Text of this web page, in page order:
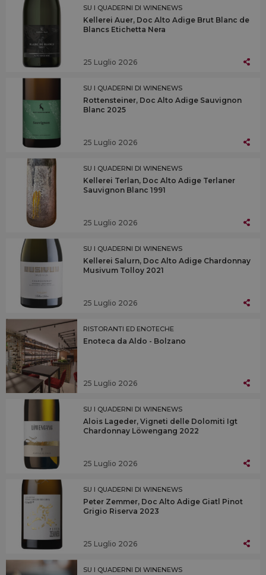
SU I QUADERNI DI WINENEWS
Kellerei Auer, Doc Alto Adige Brut Blanc de
Blancs Etichetta Nera
25 Luglio 2026
SU I QUADERNI DI WINENEWS
Rottensteiner, Doc Alto Adige Sauvignon
Blanc 2025
25 Luglio 2026
SU I QUADERNI DI WINENEWS
Kellerei Terlan, Doc Alto Adige Terlaner
Sauvignon Blanc 1991
25 Luglio 2026
SU I QUADERNI DI WINENEWS
Kellerei Salurn, Doc Alto Adige Chardonnay
Musivum Tolloy 2021
25 Luglio 2026
RISTORANTI ED ENOTECHE
Enoteca da Aldo - Bolzano
25 Luglio 2026
SU I QUADERNI DI WINENEWS
Alois Lageder, Vigneti delle Dolomiti Igt
Chardonnay Löwengang 2022
25 Luglio 2026
SU I QUADERNI DI WINENEWS
Peter Zemmer, Doc Alto Adige Giatl Pinot
Grigio Riserva 2023
25 Luglio 2026
SU I QUADERNI DI WINENEWS